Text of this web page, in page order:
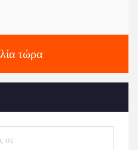
τώρα